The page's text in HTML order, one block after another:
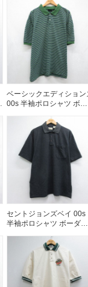
ベーシックエディション
00s 半袖ポロシャツ ボー
セントジョンズベイ 00s
半袖ポロシャツ ボーダー